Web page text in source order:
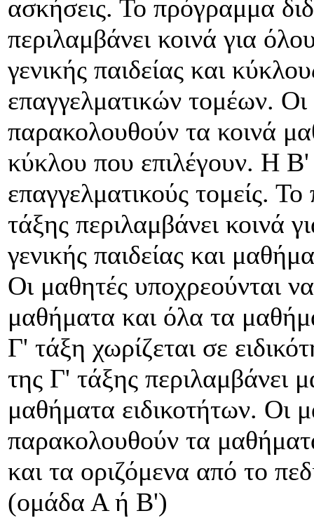
ασκήσεις. Το πρόγραμμα
περιλαμβάνει κοινά για
γενικής παιδείας και
επαγγελματικών τομέων.
παρακολουθούν τα κοινά
κύκλου που επιλέγουν. Η Β'
επαγγελματικούς τομείς.
τάξης περιλαμβάνει κοινά
γενικής παιδείας και
Οι μαθητές υποχρεούνται
μαθήματα και όλα τα
Γ' τάξη χωρίζεται σε
της Γ' τάξης περιλαμβάνει
μαθήματα ειδικοτήτων. Οι
παρακολουθούν τα
και τα οριζόμενα από το
(ομάδα Α ή Β')